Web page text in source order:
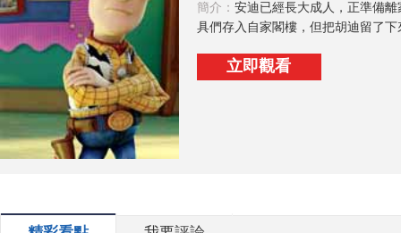
簡介： 安迪已經長大成人，正準備
具們存入自家閣樓，但把胡迪留了
立即觀看